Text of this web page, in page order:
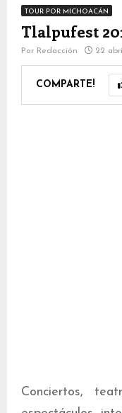
TOUR POR MICHOACÁN
Tlalpufest
Por Redacción 22
COMPARTE!
Conciertos,